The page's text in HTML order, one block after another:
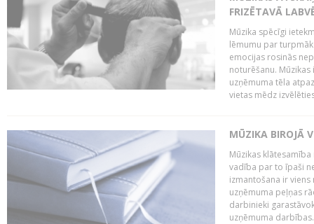
FRIZĒTAVĀ
Mūzika spēcīgi
lēmumu par
emocijas rosinās
noturēšanu.
uzņēmuma tēla
vietas mēdz
MŪZIKA BIROJĀ
Mūzikas
vadība par to īpaši
izmantošana ir
uzņēmuma peļņas
darbinieki
uzņēmuma